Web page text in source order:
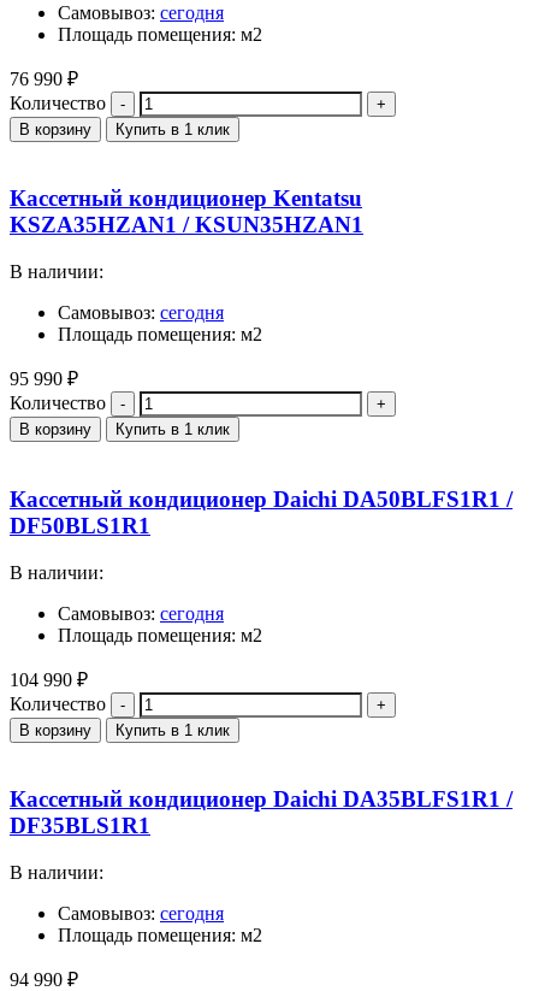
Самовывоз: сегодня
Площадь помещения: м2
76 990 ₽
Количество
В корзину Купить в 1 клик
Кассетный кондиционер Kentatsu
KSZA35HZAN1 / KSUN35HZAN1
В наличии:
Самовывоз: сегодня
Площадь помещения: м2
95 990 ₽
Количество
В корзину Купить в 1 клик
Кассетный кондиционер Daichi DA50BLFS1R1 /
DF50BLS1R1
В наличии:
Самовывоз: сегодня
Площадь помещения: м2
104 990 ₽
Количество
В корзину Купить в 1 клик
Кассетный кондиционер Daichi DA35BLFS1R1 /
DF35BLS1R1
В наличии:
Самовывоз: сегодня
Площадь помещения: м2
94 990 ₽